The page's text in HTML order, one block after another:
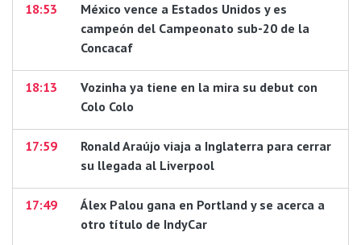
18:53
México vence a Estados Unidos y es
campeón del Campeonato sub-20 de la
Concacaf
18:13
Vozinha ya tiene en la mira su debut con
Colo Colo
17:59
Ronald Araújo viaja a Inglaterra para cerrar
su llegada al Liverpool
17:49
Álex Palou gana en Portland y se acerca a
otro título de IndyCar